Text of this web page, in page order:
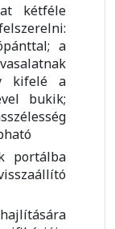
kétféle
a
kifelé a
bukik;
portálba